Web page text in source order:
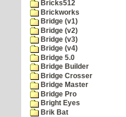
Bricks512
Brickworks
Bridge (v1)
Bridge (v2)
Bridge (v3)
Bridge (v4)
Bridge 5.0
Bridge Builder
Bridge Crosser
Bridge Master
Bridge Pro
Bright Eyes
Brik Bat